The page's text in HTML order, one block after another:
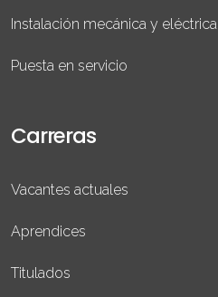
Instalación mecánica y eléctrica
Puesta en servicio
Carreras
Vacantes actuales
Aprendices
Titulados